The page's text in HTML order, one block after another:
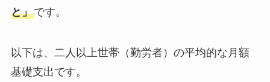
と」です。
以下は、二人以上世帯（勤労者）の平均的な月額
基礎支出です。